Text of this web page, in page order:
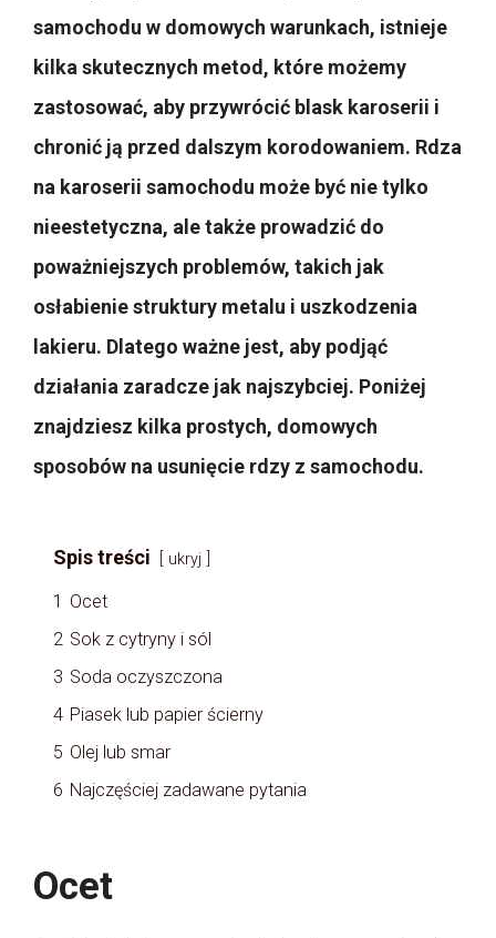
samochodu w domowych warunkach, istnieje
kilka skutecznych metod, które możemy
zastosować, aby przywrócić blask karoserii i
chronić ją przed dalszym korodowaniem. Rdza
na karoserii samochodu może być nie tylko
nieestetyczna, ale także prowadzić do
poważniejszych problemów, takich jak
osłabienie struktury metalu i uszkodzenia
lakieru. Dlatego ważne jest, aby podjąć
działania zaradcze jak najszybciej. Poniżej
znajdziesz kilka prostych, domowych
sposobów na usunięcie rdzy z samochodu.
Spis treści ukryj
1 Ocet
2 Sok z cytryny i sól
3 Soda oczyszczona
4 Piasek lub papier ścierny
5 Olej lub smar
6 Najczęściej zadawane pytania
Ocet